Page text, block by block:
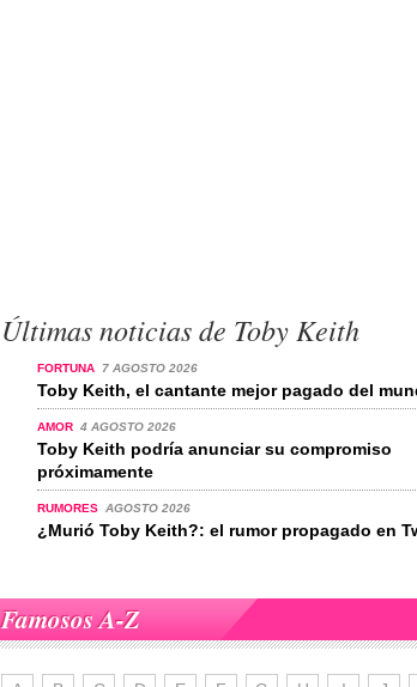
Últimas noticias de Toby Keith
FORTUNA 7 AGOSTO 2026
Toby Keith, el cantante mejor pagado del
AMOR 4 AGOSTO 2026
Toby Keith podría anunciar su compromiso
próximamente
RUMORES AGOSTO 2026
¿Murió Toby Keith?: el rumor propagado en
Famosos A-Z